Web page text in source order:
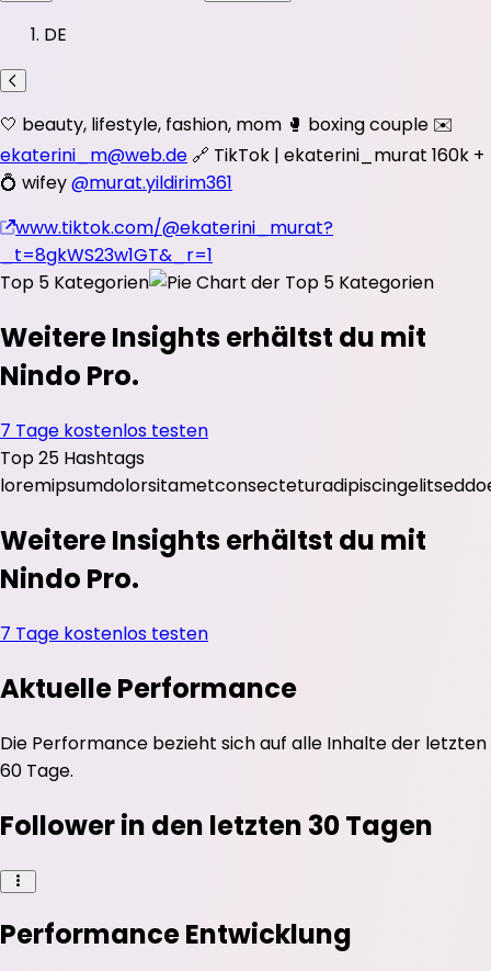
DE
🤍 beauty, lifestyle, fashion, mom 🥊 boxing couple ✉️
ekaterini_m@web.de 🔗 TikTok | ekaterini_murat 160k +
💍 wifey@murat.yildirim361
www.tiktok.com/@ekaterini_murat?
_t=8gkWS23w1GT&_r=1
Top 5 Kategorien
Weitere Insights erhältst du mit
Nindo Pro.
7 Tage kostenlos testen
Top 25 Hashtags
loremipsumdolorsitametconsecteturadipiscingelitseddo
Weitere Insights erhältst du mit
Nindo Pro.
7 Tage kostenlos testen
Aktuelle Performance
Die Performance bezieht sich auf alle Inhalte der letzten
60 Tage.
Follower in den letzten 30 Tagen
Performance Entwicklung